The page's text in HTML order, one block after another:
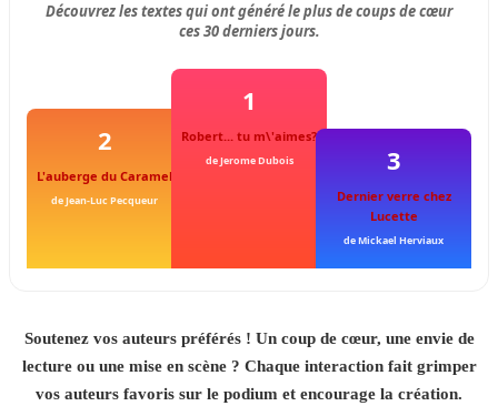
Découvrez les textes qui ont généré le plus de coups de cœur
ces 30 derniers jours.
1
Robert... tu m\'aimes?
de Jerome Dubois
2
L'auberge du Caramel
de Jean-Luc Pecqueur
3
Dernier verre chez
Lucette
de Mickael Herviaux
Soutenez vos auteurs préférés ! Un coup de cœur, une envie de
lecture ou une mise en scène ? Chaque interaction fait grimper
vos auteurs favoris sur le podium et encourage la création.